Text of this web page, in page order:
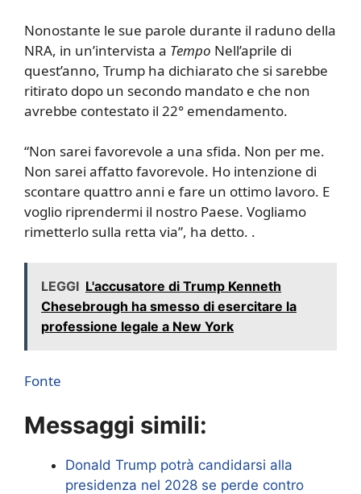
Nonostante le sue parole durante il raduno della
NRA, in un’intervista a Tempo Nell’aprile di
quest’anno, Trump ha dichiarato che si sarebbe
ritirato dopo un secondo mandato e che non
avrebbe contestato il 22° emendamento.
“Non sarei favorevole a una sfida. Non per me.
Non sarei affatto favorevole. Ho intenzione di
scontare quattro anni e fare un ottimo lavoro. E
voglio riprendermi il nostro Paese. Vogliamo
rimetterlo sulla retta via”, ha detto. .
LEGGI L'accusatore di Trump Kenneth
Chesebrough ha smesso di esercitare la
professione legale a New York
Fonte
Messaggi simili:
Donald Trump potrà candidarsi alla
presidenza nel 2028 se perde contro